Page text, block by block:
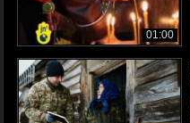
01:00